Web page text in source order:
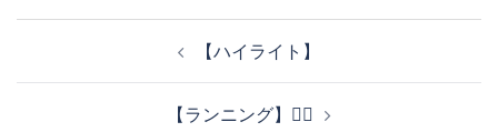
シ
ン
投
ナ
【ハイライト】
【ランニング】🏃‍♀️